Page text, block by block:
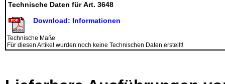
Technische Daten für Art. 3648
Download: Informationen
Technische Maße
Für diesen Artikel wurden noch keine Technischen Daten erstellt!